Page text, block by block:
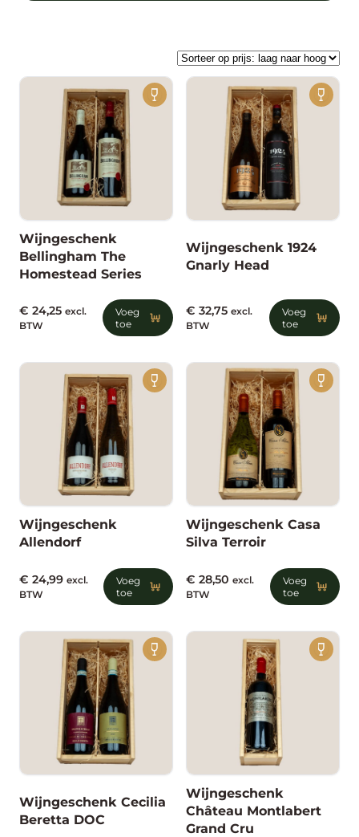
Wijngeschenk
Bellingham The
Homestead Series
Voeg
toe
€ 24,25 excl.
BTW
Wijngeschenk 1924
Gnarly Head
Voeg
toe
€ 32,75 excl.
BTW
Wijngeschenk
Allendorf
Voeg
toe
€ 24,99 excl.
BTW
Wijngeschenk Casa
Silva Terroir
Voeg
toe
€ 28,50 excl.
BTW
Wijngeschenk Cecilia
Beretta DOC
Wijngeschenk
Château Montlabert
Grand Cru